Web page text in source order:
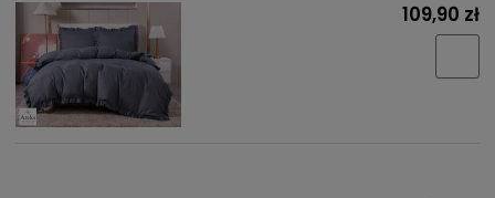
109,90 zł